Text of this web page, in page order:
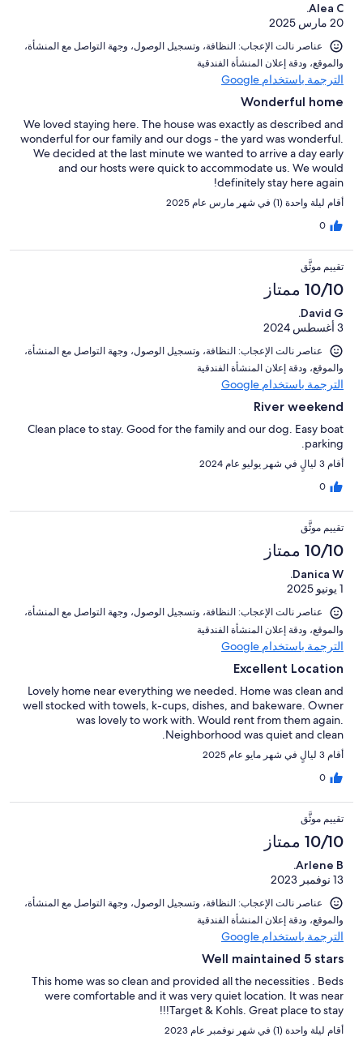
Alea C.
20 مارس 2025
عناصر نالت الإعجاب: ⁦النظافة⁩، و⁦تسجيل الوصول⁩، و⁦جهة التواصل مع المنشأة⁩،
و⁦الموقع⁩، و⁦دقة إعلان المنشأة الفندقية⁩
الترجمة باستخدام Google
Wonderful home
We loved staying here. The house was exactly as described and
wonderful for our family and our dogs - the yard was wonderful.
We decided at the last minute we wanted to arrive a day early
and our hosts were quick to accommodate us. We would
definitely stay here again!
أقام ليلة واحدة (1) في شهر مارس عام 2025
0
تقييم موثَّق
10/10 ممتاز
David G.
3 أغسطس 2024
عناصر نالت الإعجاب: ⁦النظافة⁩، و⁦تسجيل الوصول⁩، و⁦جهة التواصل مع المنشأة⁩،
و⁦الموقع⁩، و⁦دقة إعلان المنشأة الفندقية⁩
الترجمة باستخدام Google
River weekend
Clean place to stay. Good for the family and our dog. Easy boat
parking.
أقام 3 ليالٍ في شهر يوليو عام 2024
0
تقييم موثَّق
10/10 ممتاز
Danica W.
1 يونيو 2025
عناصر نالت الإعجاب: ⁦النظافة⁩، و⁦تسجيل الوصول⁩، و⁦جهة التواصل مع المنشأة⁩،
و⁦الموقع⁩، و⁦دقة إعلان المنشأة الفندقية⁩
الترجمة باستخدام Google
Excellent Location
Lovely home near everything we needed. Home was clean and
well stocked with towels, k-cups, dishes, and bakeware. Owner
was lovely to work with. Would rent from them again.
Neighborhood was quiet and clean.
أقام 3 ليالٍ في شهر مايو عام 2025
0
تقييم موثَّق
10/10 ممتاز
Arlene B.
13 نوفمبر 2023
عناصر نالت الإعجاب: ⁦النظافة⁩، و⁦تسجيل الوصول⁩، و⁦جهة التواصل مع المنشأة⁩،
و⁦الموقع⁩، و⁦دقة إعلان المنشأة الفندقية⁩
الترجمة باستخدام Google
Well maintained 5 stars
This home was so clean and provided all the necessities . Beds
were comfortable and it was very quiet location. It was near
Target & Kohls. Great place to stay!!!
أقام ليلة واحدة (1) في شهر نوفمبر عام 2023